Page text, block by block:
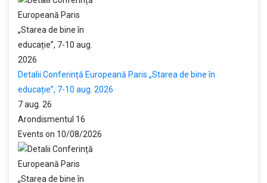
Detalii Conferință Europeană Paris „Starea de bine în
educație”, 7-10 aug. 2026
7 aug. 26
Arondismentul 16
Events on 10/08/2026